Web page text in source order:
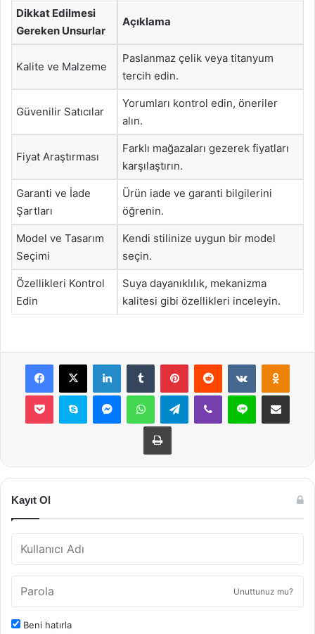
Dikkat Edilmesi
Gereken Unsurlar
Açıklama
Kalite ve Malzeme
Paslanmaz çelik veya titanyum
tercih edin.
Güvenilir Satıcılar
Yorumları kontrol edin, öneriler
alın.
Fiyat Araştırması
Farklı mağazaları gezerek fiyatları
karşılaştırın.
Garanti ve İade
Şartları
Ürün iade ve garanti bilgilerini
öğrenin.
Model ve Tasarım
Seçimi
Kendi stilinize uygun bir model
seçin.
Özellikleri Kontrol
Edin
Suya dayanıklılık, mekanizma
kalitesi gibi özellikleri inceleyin.
Facebook
X LinkedInTumblr PinterestReddit VKontakte
Pocket Skype MessengerWhatsAppTelegramViber Line E-Posta ile
Yazdır
Kayıt Ol
Unuttunuz mu?
Beni hatırla